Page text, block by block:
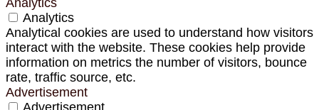
Analytics
Analytical cookies are used to understand how visitors
interact with the website. These cookies help provide
information on metrics the number of visitors, bounce
rate, traffic source, etc.
Advertisement
Advertisement